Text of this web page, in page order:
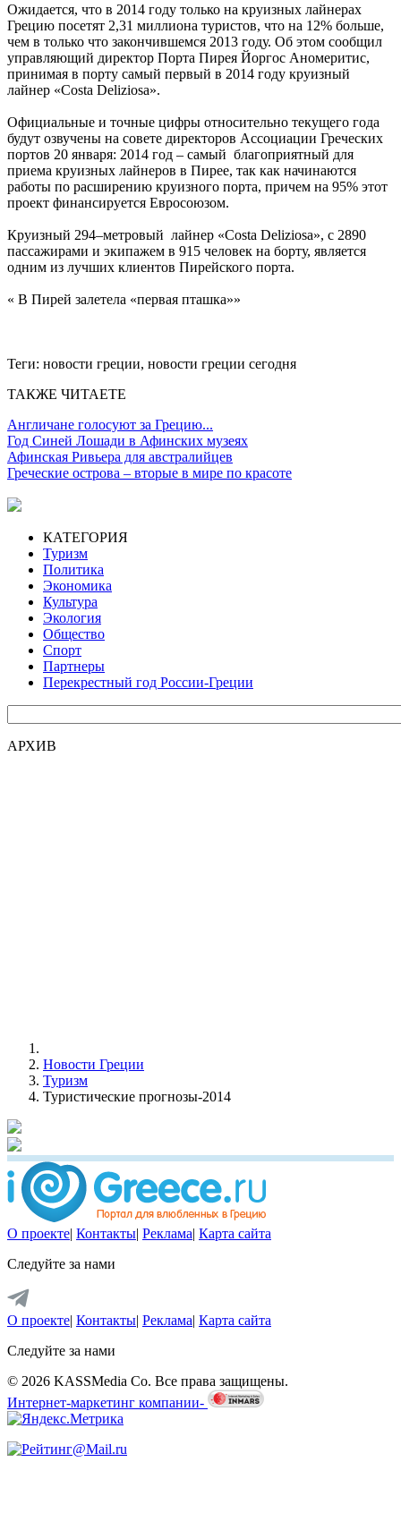
Ожидается, что в 2014 году только на круизных лайнерах
Грецию посетят 2,31 миллиона туристов, что на 12% больше,
чем в только что закончившемся 2013 году. Об этом сообщил
управляющий директор Порта Пирея Йоргос Аномеритис,
принимая в порту самый первый в 2014 году круизный
лайнер «Costa Deliziosa».
Официальные и точные цифры относительно текущего года
будут озвучены на совете директоров Ассоциации Греческих
портов 20 января: 2014 год – самый благоприятный для
приема круизных лайнеров в Пирее, так как начинаются
работы по расширению круизного порта, причем на 95% этот
проект финансируется Евросоюзом.
Круизный 294–метровый лайнер «Costa Deliziosa», с 2890
пассажирами и экипажем в 915 человек на борту, является
одним из лучших клиентов Пирейского порта.
« В Пирей залетела «первая пташка»»
Теги: новости греции, новости греции сегодня
ТАКЖЕ ЧИТАЕТЕ
Англичане голосуют за Грецию...
Год Синей Лошади в Афинских музеях
Афинская Ривьера для австралийцев
Греческие острова – вторые в мире по красоте
КАТЕГОРИЯ
Туризм
Политика
Экономика
Культура
Экология
Общество
Спорт
Партнеры
Перекрестный год России-Греции
АРХИВ
Новости Греции
Туризм
Туристические прогнозы-2014
О проекте| Контакты| Реклама| Карта сайта
Следуйте за нами
О проекте| Контакты| Реклама| Карта сайта
Следуйте за нами
© 2026 KASSMedia Co. Все права защищены.
Интернет-маркетинг компании-